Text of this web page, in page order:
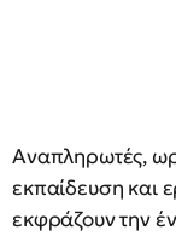
Αναπληρωτές,
εκπαίδευση και
εκφράζουν την